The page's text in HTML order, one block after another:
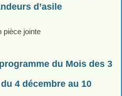
d’asile
pièce jointe
du Mois des 3
4 décembre au 10